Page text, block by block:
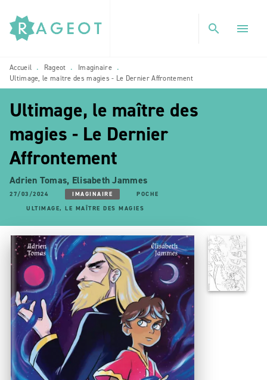
MENU RECHERCHE
PIED DE PAGE
search menu
Accueil • Rageot • Imaginaire •
Ultimage, le maître des magies - Le Dernier Affrontement
Ultimage, le maître des
magies - Le Dernier
Affrontement
Adrien Tomas, Elisabeth Jammes
27/03/2024 IMAGINAIRE
POCHE
ULTIMAGE, LE MAÎTRE DES MAGIES